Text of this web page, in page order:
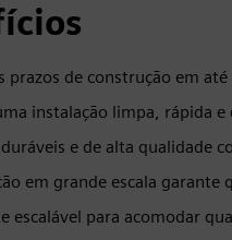
prazos de construção em até
instalação limpa, rápida e
e de alta qualidade
em grande escala garante
escalável para acomodar